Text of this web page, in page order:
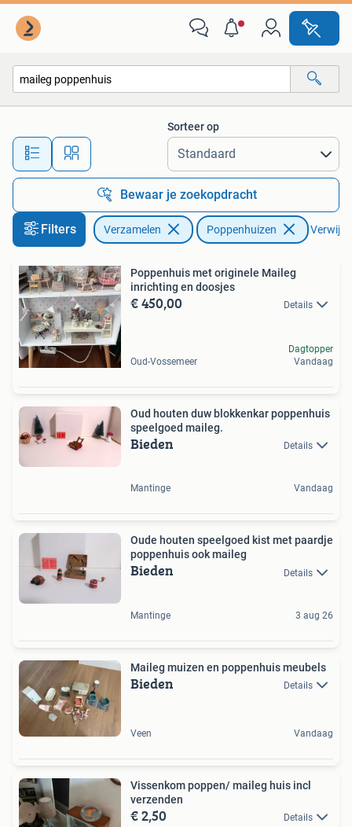
Alle afstanden…
Sorteer op
Bewaar je zoekopdracht
Filters Verzamelen Poppenhuizen
Poppenhuis met originele Maileg
inrichting en doosjes
€ 450,00 Details
Oud-Vossemeer
Dagtopper
Vandaag
Oud houten duw blokkenkar poppenhuis
speelgoed maileg.
Bieden Details
Mantinge Vandaag
Oude houten speelgoed kist met paardje
poppenhuis ook maileg
Bieden Details
Mantinge 3 aug 26
Maileg muizen en poppenhuis meubels
Bieden Details
Veen Vandaag
Vissenkom poppen/ maileg huis incl
verzenden
€ 2,50 Details